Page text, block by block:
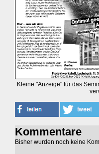
Kleine "Anzeige" für das
Kommentare
Bisher wurden noch keine